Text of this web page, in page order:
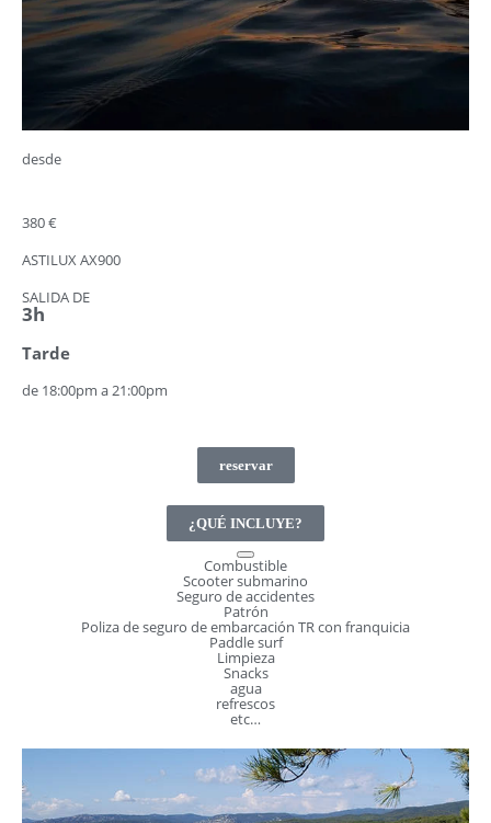
desde
380 €
ASTILUX AX900
SALIDA DE
3h
Tarde
de 18:00pm a 21:00pm
reservar
¿QUÉ INCLUYE?
Combustible
Scooter submarino
Seguro de accidentes
Patrón
Poliza de seguro de embarcación TR con franquicia
Paddle surf
Limpieza
Snacks
agua
refrescos
etc…